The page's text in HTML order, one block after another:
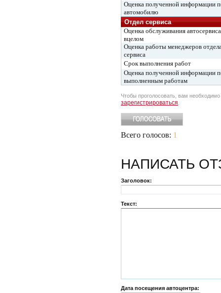
Оценка полученной информации
автомобилю
Отдел сервиса
Оценка обслуживания автосервиса
вцелом
Оценка работы менеджеров
сервиса
Срок выполнения работ
Оценка полученной информации
выполненным работам
Чтобы проголосовать, вам необходимо
зарегистрироваться
Всего голосов: 1
НАПИСАТЬ
Заголовок:
Текст:
Дата посещения автоцентра: